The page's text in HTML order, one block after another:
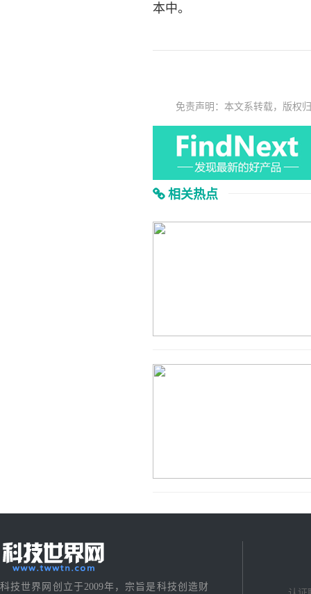
本中。
免责声明：本文系转载，版权
相关热点
科技世界网创立于2009年，宗旨是科技创造财